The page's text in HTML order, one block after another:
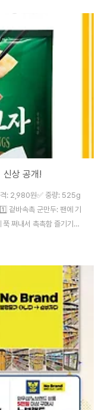
구 성복2로
신상 공개!
: 2,980원✅ 중량: 525g
겉바속촉 군만두: 팬에 기
쪄내서 촉촉함 즐기기3️⃣
! 노브랜드가 작정하고 낸
공개!(전국 매장) |
트잡에 등록된 노브랜드
개! 이벤트/세일/전단지 행
..